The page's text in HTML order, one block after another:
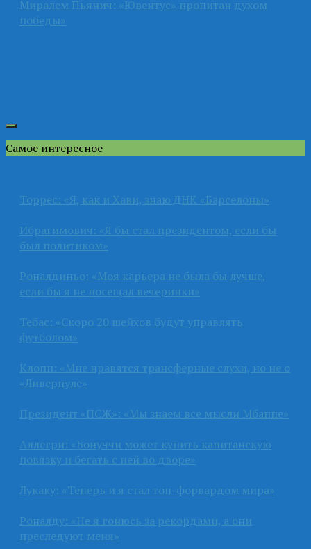
Миралем Пьянич: «Ювентус» пропитан духом
победы»
Самое интересное
Торрес: «Я, как и Хави, знаю ДНК «Барселоны»
Ибрагимович: «Я бы стал президентом, если бы
был политиком»
Роналдиньо: «Моя карьера не была бы лучше,
если бы я не посещал вечеринки»
Тебас: «Скоро 20 шейхов будут управлять
футболом»
Клопп: «Мне нравятся трансферные слухи, но не о
«Ливерпуле»
Президент «ПСЖ»: «Мы знаем все мысли Мбаппе»
Аллегри: «Бонуччи может купить капитанскую
повязку и бегать с ней во дворе»
Лукаку: «Теперь и я стал топ-форвардом мира»
Роналду: «Не я гонюсь за рекордами, а они
преследуют меня»